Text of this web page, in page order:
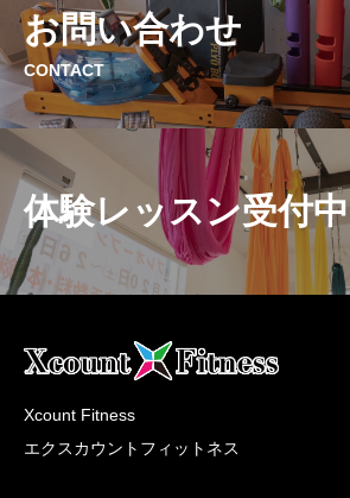
お問い合わせ
CONTACT
体験レッスン受付中
Xcount Fitness
エクスカウントフィットネス